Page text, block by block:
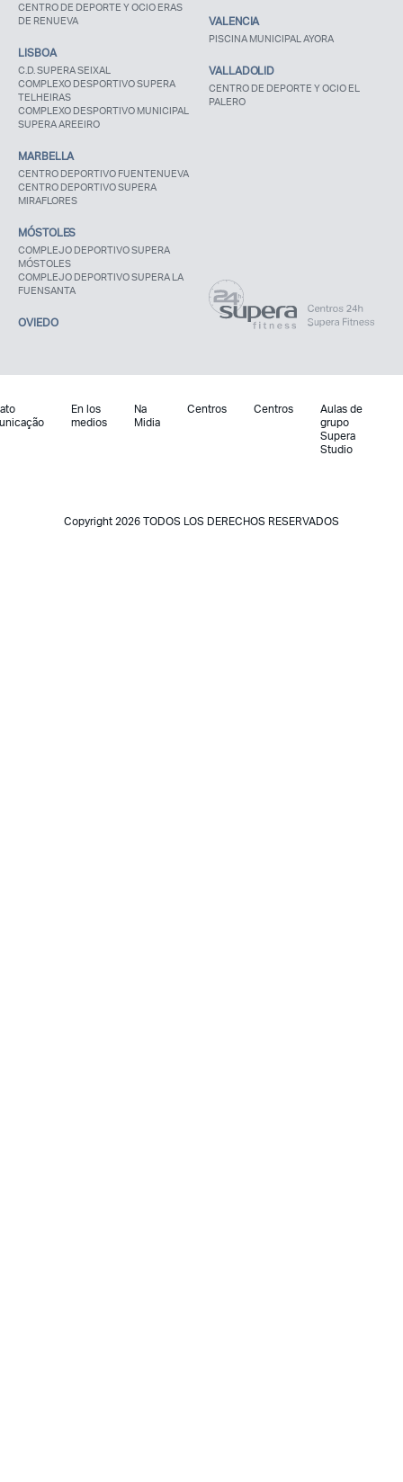
¿Olvidaste tu
CENTRO DE DEPORTE Y OCIO ERAS
DE RENUEVA
LISBOA
C.D. SUPERA SEIXAL
COMPLEXO DESPORTIVO SUPERA
TELHEIRAS
COMPLEXO DESPORTIVO MUNICIPAL
SUPERA AREEIRO
MARBELLA
CENTRO DEPORTIVO FUENTENUEVA
CENTRO DEPORTIVO SUPERA
MIRAFLORES
MÓSTOLES
COMPLEJO DEPORTIVO SUPERA
MÓSTOLES
COMPLEJO DEPORTIVO SUPERA LA
FUENSANTA
OVIEDO
VALENCIA
PISCINA MUNICIPAL AYORA
VALLADOLID
CENTRO DE DEPORTE Y OCIO EL
PALERO
En los
medios
Na
Midia
Centros Centros
Aulas de
grupo
Supera
Studio
Copyright 2026 TODOS LOS DERECHOS RESERVADOS